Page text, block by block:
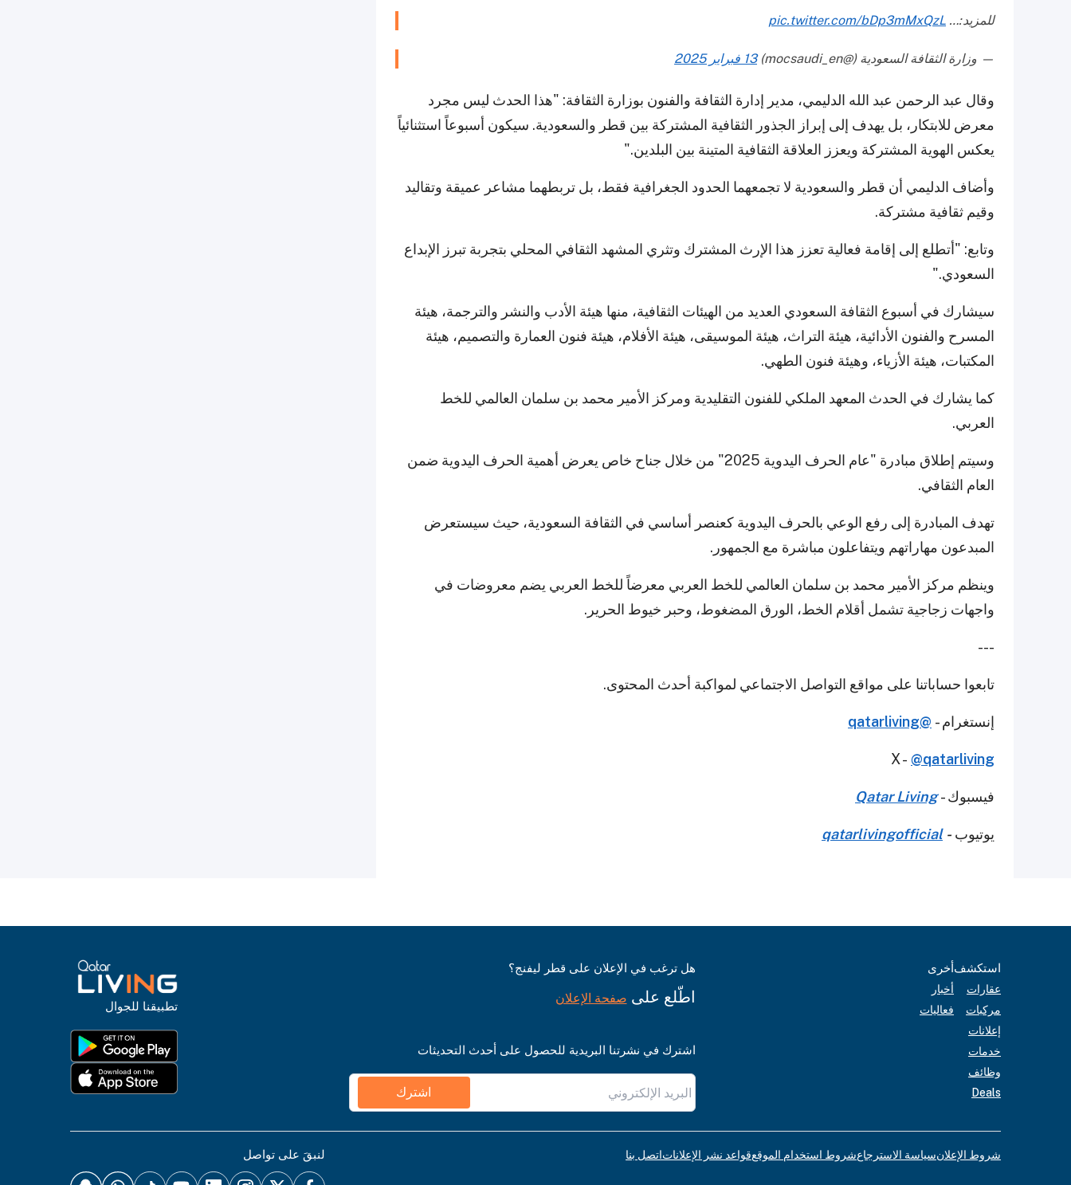
للمزيد:… pic.twitter.com/bDp3mMxQzL
— وزارة الثقافة السعودية (@mocsaudi_en) 13 فبراير 2025
وقال عبد الرحمن عبد الله الدليمي، مدير إدارة الثقافة والفنون بوزارة الثقافة: "هذا الحدث ليس مجرد
معرض للابتكار، بل يهدف إلى إبراز الجذور الثقافية المشتركة بين قطر والسعودية. سيكون أسبوعاً استثنائياً
يعكس الهوية المشتركة ويعزز العلاقة الثقافية المتينة بين البلدين."
وأضاف الدليمي أن قطر والسعودية لا تجمعهما الحدود الجغرافية فقط، بل تربطهما مشاعر عميقة وتقاليد
وقيم ثقافية مشتركة.
وتابع: "أتطلع إلى إقامة فعالية تعزز هذا الإرث المشترك وتثري المشهد الثقافي المحلي بتجربة تبرز الإبداع
السعودي."
سيشارك في أسبوع الثقافة السعودي العديد من الهيئات الثقافية، منها هيئة الأدب والنشر والترجمة، هيئة
المسرح والفنون الأدائية، هيئة التراث، هيئة الموسيقى، هيئة الأفلام، هيئة فنون العمارة والتصميم، هيئة
المكتبات، هيئة الأزياء، وهيئة فنون الطهي.
كما يشارك في الحدث المعهد الملكي للفنون التقليدية ومركز الأمير محمد بن سلمان العالمي للخط
العربي.
وسيتم إطلاق مبادرة "عام الحرف اليدوية 2025" من خلال جناح خاص يعرض أهمية الحرف اليدوية ضمن
العام الثقافي.
تهدف المبادرة إلى رفع الوعي بالحرف اليدوية كعنصر أساسي في الثقافة السعودية، حيث سيستعرض
المبدعون مهاراتهم ويتفاعلون مباشرة مع الجمهور.
وينظم مركز الأمير محمد بن سلمان العالمي للخط العربي معرضاً للخط العربي يضم معروضات في
واجهات زجاجية تشمل أقلام الخط، الورق المضغوط، وحبر خيوط الحرير.
---
تابعوا حساباتنا على مواقع التواصل الاجتماعي لمواكبة أحدث المحتوى.
إنستغرام - @qatarliving
X - @qatarliving
فيسبوك -Qatar Living
يوتيوب -
qatarlivingofficial
استكشف
عقارات
مركبات
إعلانات
خدمات
وظائف
Deals
أخرى
أخبار
فعاليات
هل ترغب في الإعلان على قطر ليفنج؟
اطّلع على صفحة الإعلان
اشترك في نشرتنا البريدية للحصول على أحدث التحديثات
اشترك
تطبيقنا للجوال
شروط الإعلانسياسة الاسترجاعشروط استخدام الموقعقواعد نشر الإعلاناتاتصل بنا لنبقَ على تواصل